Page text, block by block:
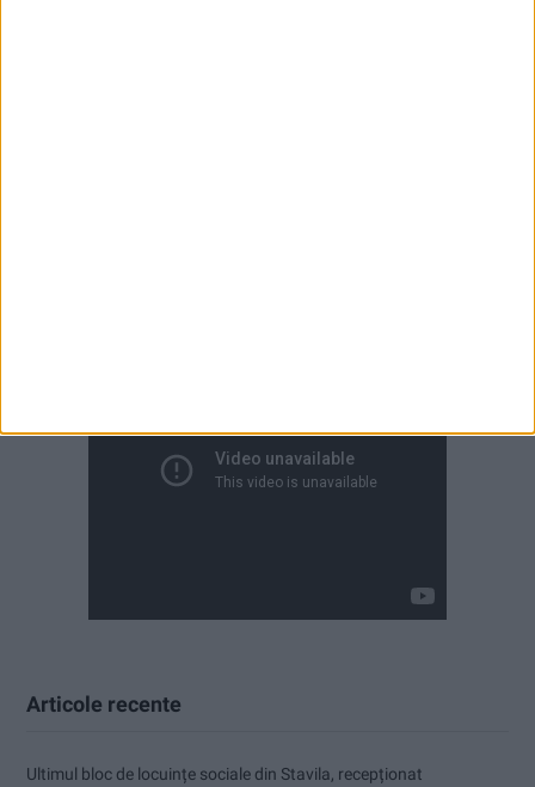
Articole recente
Ultimul bloc de locuințe sociale din Stavila, recepționat